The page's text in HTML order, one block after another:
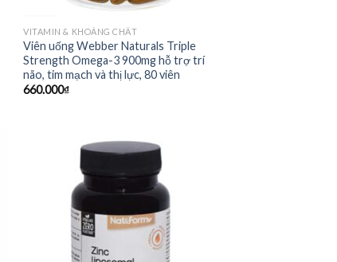
VITAMIN & KHOÁNG CHẤT
Viên uống Webber Naturals Triple
Strength Omega-3 900mg hỗ trợ trí
não, tim mạch và thị lực, 80 viên
660.000₫